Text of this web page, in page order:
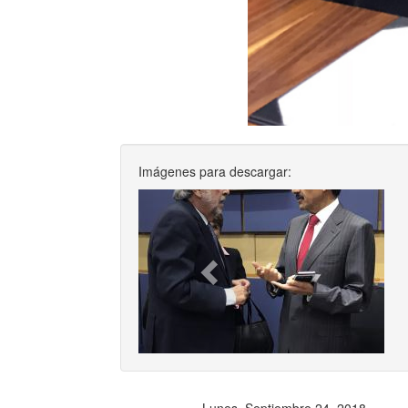
Imágenes para descargar: